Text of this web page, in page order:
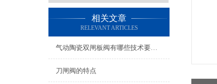
相关文章
RELEVANT ARTICLES
气动陶瓷双闸板阀有哪些技术要求？
刀闸阀的特点